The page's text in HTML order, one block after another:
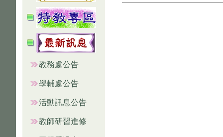
教務處公告
學輔處公告
活動訊息公告
教師研習進修